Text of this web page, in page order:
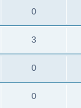
0
3
0
0